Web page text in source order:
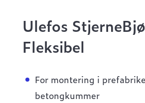
Ulefos
Fleksibel
For montering i
betongkummer